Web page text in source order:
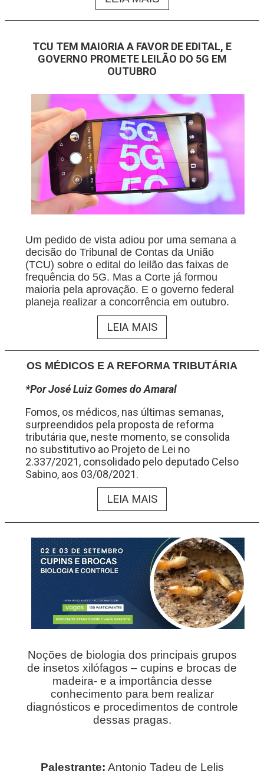
TCU TEM MAIORIA A FAVOR DE EDITAL, E
GOVERNO PROMETE LEILÃO DO 5G EM
OUTUBRO
Um pedido de vista adiou por uma semana a
decisão do Tribunal de Contas da União
(TCU) sobre o edital do leilão das faixas de
frequência do 5G. Mas a Corte já formou
maioria pela aprovação. E o governo federal
planeja realizar a concorrência em outubro.
LEIA MAIS
OS MÉDICOS E A REFORMA TRIBUTÁRIA
*Por José Luiz Gomes do Amaral
Fomos, os médicos, nas últimas semanas,
surpreendidos pela proposta de reforma
tributária que, neste momento, se consolida
no substitutivo ao Projeto de Lei no
2.337/2021, consolidado pelo deputado Celso
Sabino, aos 03/08/2021.
LEIA MAIS
Noções de biologia dos principais grupos
de insetos xilófagos – cupins e brocas de
madeira- e a importância desse
conhecimento para bem realizar
diagnósticos e procedimentos de controle
dessas pragas.
Palestrante: Antonio Tadeu de Lelis